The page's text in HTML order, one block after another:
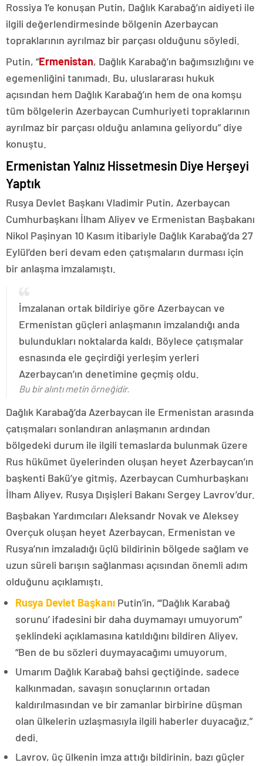
Rossiya 1’e konuşan Putin, Dağlık Karabağ’ın aidiyeti ile
ilgili değerlendirmesinde bölgenin Azerbaycan
topraklarının ayrılmaz bir parçası olduğunu söyledi.
Putin, “Ermenistan, Dağlık Karabağ’ın bağımsızlığını ve
egemenliğini tanımadı. Bu, uluslararası hukuk
açısından hem Dağlık Karabağ’ın hem de ona komşu
tüm bölgelerin Azerbaycan Cumhuriyeti topraklarının
ayrılmaz bir parçası olduğu anlamına geliyordu” diye
konuştu.
Ermenistan Yalnız Hissetmesin Diye Herşeyi
Yaptık
Rusya Devlet Başkanı Vladimir Putin, Azerbaycan
Cumhurbaşkanı İlham Aliyev ve Ermenistan Başbakanı
Nikol Paşinyan 10 Kasım itibariyle Dağlık Karabağ’da 27
Eylül’den beri devam eden çatışmaların durması için
bir anlaşma imzalamıştı.
İmzalanan ortak bildiriye göre Azerbaycan ve
Ermenistan güçleri anlaşmanın imzalandığı anda
bulundukları noktalarda kaldı. Böylece çatışmalar
esnasında ele geçirdiği yerleşim yerleri
Azerbaycan’ın denetimine geçmiş oldu.
Bu bir alıntı metin örneğidir.
Dağlık Karabağ’da Azerbaycan ile Ermenistan arasında
çatışmaları sonlandıran anlaşmanın ardından
bölgedeki durum ile ilgili temaslarda bulunmak üzere
Rus hükümet üyelerinden oluşan heyet Azerbaycan’ın
başkenti Bakü’ye gitmiş, Azerbaycan Cumhurbaşkanı
İlham Aliyev, Rusya Dışişleri Bakanı Sergey Lavrov’dur.
Başbakan Yardımcıları Aleksandr Novak ve Aleksey
Overçuk oluşan heyet Azerbaycan, Ermenistan ve
Rusya’nın imzaladığı üçlü bildirinin bölgede sağlam ve
uzun süreli barışın sağlanması açısından önemli adım
olduğunu açıklamıştı.
Rusya Devlet Başkanı Putin’in, “‘Dağlık Karabağ
sorunu’ ifadesini bir daha duymamayı umuyorum”
şeklindeki açıklamasına katıldığını bildiren Aliyev,
“Ben de bu sözleri duymayacağımı umuyorum.
Umarım Dağlık Karabağ bahsi geçtiğinde, sadece
kalkınmadan, savaşın sonuçlarının ortadan
kaldırılmasından ve bir zamanlar birbirine düşman
olan ülkelerin uzlaşmasıyla ilgili haberler duyacağız.”
dedi.
Lavrov, üç ülkenin imza attığı bildirinin, bazı güçler